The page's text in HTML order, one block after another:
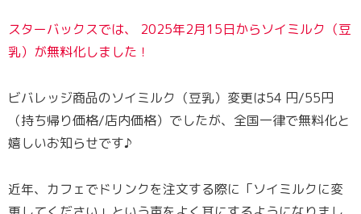
スターバックスでは、 2025年2月15日からソイミルク（豆
乳）が無料化しました！
ビバレッジ商品のソイミルク（豆乳）変更は54 円/55円
（持ち帰り価格/店内価格）でしたが、全国一律で無料化と
嬉しいお知らせです♪
近年、カフェでドリンクを注文する際に「ソイミルクに変